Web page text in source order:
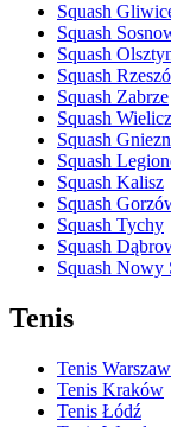
Squash
Squash
Squash
Squash
Squash Zabrze
Squash
Squash
Squash
Squash Kalisz
Squash
Squash Tychy
Squash
Squash Nowy
Tenis
Tenis
Tenis Kraków
Tenis Łódź